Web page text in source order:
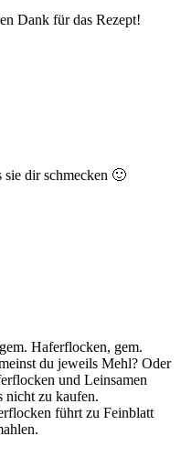
Dank für das Rezept!
sie dir schmecken 🙂
Haferflocken, gem.
du jeweils Mehl? Oder
und Leinsamen
nicht zu kaufen.
führt zu Feinblatt